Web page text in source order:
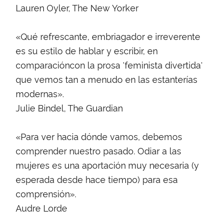
Lauren Oyler, The New Yorker
«Qué refrescante, embriagador e irreverente
es su estilo de hablar y escribir, en
comparacióncon la prosa 'feminista divertida'
que vemos tan a menudo en las estanterías
modernas».
Julie Bindel, The Guardian
«Para ver hacia dónde vamos, debemos
comprender nuestro pasado. Odiar a las
mujeres es una aportación muy necesaria (y
esperada desde hace tiempo) para esa
comprensión».
Audre Lorde